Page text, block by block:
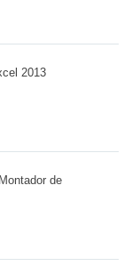
2013
de